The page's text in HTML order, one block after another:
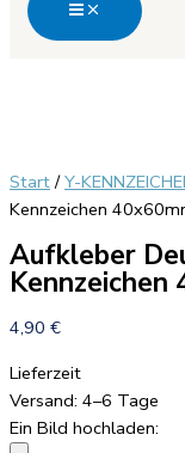
Start /Y-
Kennzeichen
Aufkleber
Kennzeichen
4,90 €
Lieferzeit
Versand: 4–6 Tage
Ein Bild hochladen: